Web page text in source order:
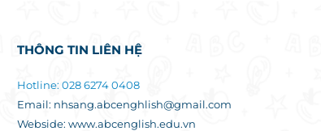
THÔNG TIN LIÊN HỆ
Hotline: 028 6274 0408
Email: nhsang.abcenghlish@gmail.com
Webside: www.abcenglish.edu.vn